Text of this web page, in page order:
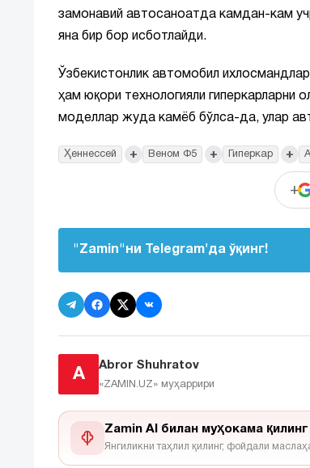
замонавий автосаноатда камдан-кам
яна бир бор исботлайди.
Ўзбекистонлик автомобил
ҳам юқори технологияли гиперкарларни
моделлар жуда камёб бўлса-да, улар
Ҳеннессей + Веном Ф5 + Гиперкар +
+
"Zamin"ни Telegram'да ўқинг!
A
Abror Shuhratov
«ZAMIN.UZ» муҳаррири
Zamin AI билан муҳокама қилинг
Янгиликни таҳлил қилинг, фойдали